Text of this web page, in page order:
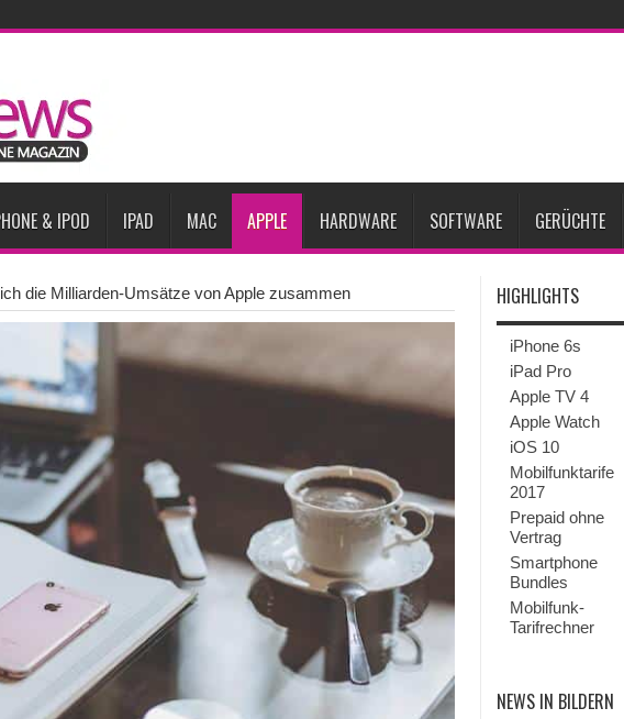
Premium-Smartphone-Marktes
nur begrenzt verfügbar
2026 um 20 Prozent steigen
bringt das Top-Modell Apples Smartbrille könnte das nächste große Gesundheits-Gadget werden
& IPOD IPAD MAC APPLE HARDWARE SOFTWARE GERÜCHTE
die Milliarden-Umsätze von Apple zusammen HIGHLIGHTS
iPhone 6s
iPad Pro
Apple TV 4
Apple Watch
iOS 10
Mobilfunktarife
2017
Prepaid ohne
Vertrag
Smartphone
Bundles
Mobilfunk-
Tarifrechner
NEWS IN BILDERN